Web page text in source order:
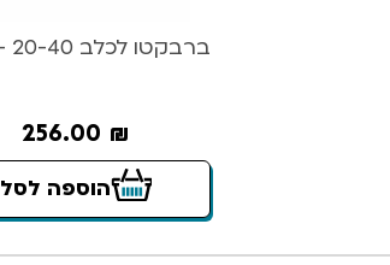
ברבקטו לכלב 20-40 – כדור
256.00 ₪
הוספה לסל